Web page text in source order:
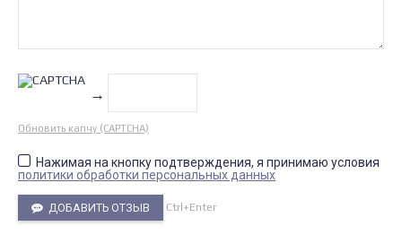
→
Обновить капчу (CAPTCHA)
Нажимая на кнопку подтверждения, я принимаю условия
политики обработки персональных данных
ДОБАВИТЬ ОТЗЫВ Ctrl+Enter